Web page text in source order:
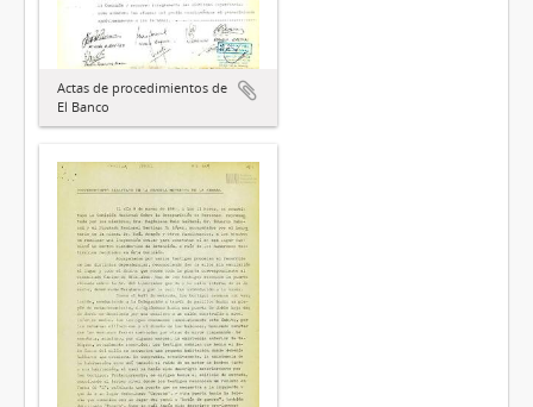
Actas de procedimientos de
El Banco